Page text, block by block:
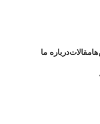
مقالاتدرباره ما